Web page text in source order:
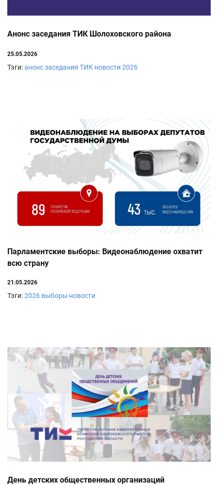
Анонс заседания ТИК Шолоховского района
25.05.2026
Тэги:анонс заседания ТИК новости 2026
Парламентские выборы: Видеонаблюдение охватит
всю страну
21.05.2026
Тэги:2026 выборы новости
День детских общественных организаций